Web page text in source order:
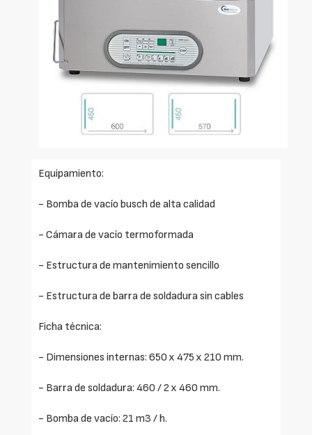
Equipamiento:
- Bomba de vacío busch de alta calidad
- Cámara de vacío termoformada
- Estructura de mantenimiento sencillo
- Estructura de barra de soldadura sin cables
Ficha técnica:
- Dimensiones internas: 650 x 475 x 210 mm.
- Barra de soldadura: 460 / 2 x 460 mm.
- Bomba de vacío: 21 m3 / h.